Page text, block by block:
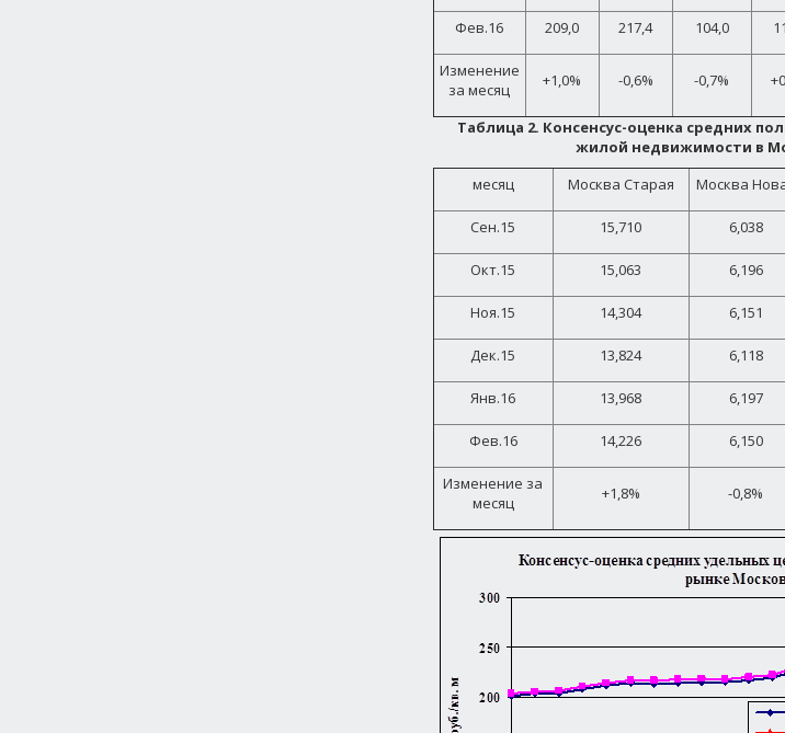
Фев.16 209,0 217,4 104,0
Изменение
за месяц
+1,0% -0,6% -0,7%
Таблица 2. Консенсус-оценка средних
жилой недвижимости в
месяц
Москва Старая Москва
Сен.15 15,710 6,038
Окт.15 15,063 6,196
Ноя.15 14,304 6,151
Дек.15 13,824 6,118
Янв.16 13,968 6,197
Фев.16 14,226 6,150
Изменение за
месяц
+1,8% -0,8%